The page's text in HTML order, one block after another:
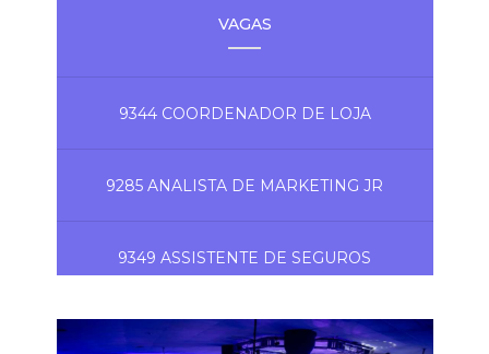
VAGAS
9344 COORDENADOR DE LOJA
9285 ANALISTA DE MARKETING JR
9349 ASSISTENTE DE SEGUROS